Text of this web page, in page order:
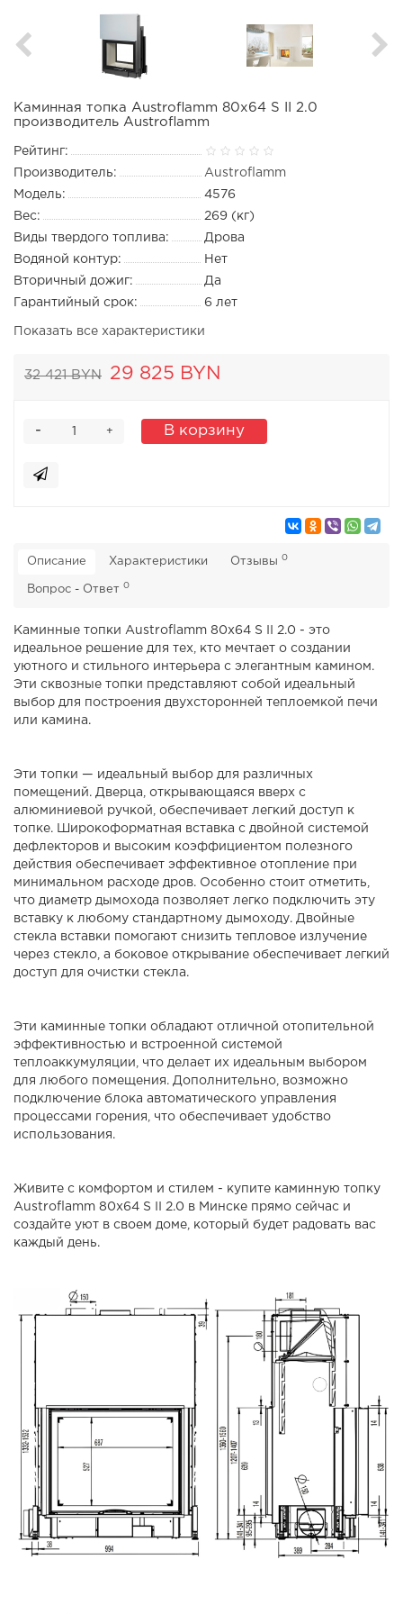
Каминная топка Austroflamm 80x64 S II 2.0
производитель Austroflamm
Рейтинг:
Производитель:
Austroflamm
Модель:
4576
Вес:
269 (кг)
Виды твердого топлива:
Дрова
Водяной контур:
Нет
Вторичный дожиг:
Да
Гарантийный срок:
6 лет
Показать все характеристики
32 421 BYN 29 825 BYN
+
- В корзину
Описание Характеристики Отзывы 0
Вопрос - Ответ 0
Каминные топки Austroflamm 80x64 S II 2.0 - это
идеальное решение для тех, кто мечтает о создании
уютного и стильного интерьера с элегантным камином.
Эти сквозные топки представляют собой идеальный
выбор для построения двухсторонней теплоемкой печи
или камина.
Эти топки — идеальный выбор для различных
помещений. Дверца, открывающаяся вверх с
алюминиевой ручкой, обеспечивает легкий доступ к
топке. Широкоформатная вставка с двойной системой
дефлекторов и высоким коэффициентом полезного
действия обеспечивает эффективное отопление при
минимальном расходе дров. Особенно стоит отметить,
что диаметр дымохода позволяет легко подключить эту
вставку к любому стандартному дымоходу. Двойные
стекла вставки помогают снизить тепловое излучение
через стекло, а боковое открывание обеспечивает легкий
доступ для очистки стекла.
Эти каминные топки обладают отличной отопительной
эффективностью и встроенной системой
теплоаккумуляции, что делает их идеальным выбором
для любого помещения. Дополнительно, возможно
подключение блока автоматического управления
процессами горения, что обеспечивает удобство
использования.
Живите с комфортом и стилем - купите каминную топку
Austroflamm 80x64 S II 2.0 в Минске прямо сейчас и
создайте уют в своем доме, который будет радовать вас
каждый день.